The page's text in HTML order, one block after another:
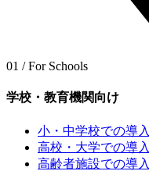
01 / For Schools
学校・教育機関向け
小・中学校での導入
高校・大学での導入
高齢者施設での導入